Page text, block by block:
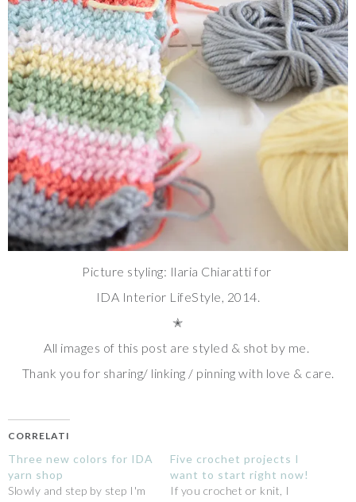
Picture styling: Ilaria Chiaratti for
IDA Interior LifeStyle, 2014.
✭
All images of this post are styled & shot by me.
Thank you for sharing/ linking / pinning with love & care.
CORRELATI
Three new colors for IDA
yarn shop
Slowly and step by step I'm
Five crochet projects I
want to start right now!
If you crochet or knit, I